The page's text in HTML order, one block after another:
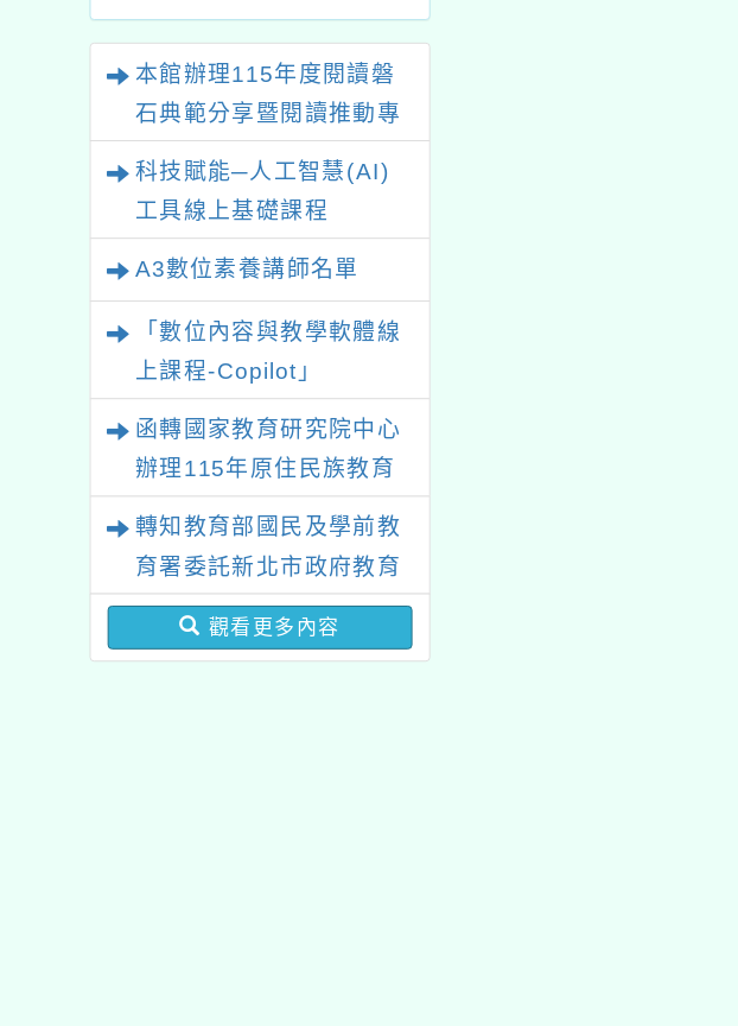
本館辦理115年度閱讀磐
石典範分享暨閱讀推動專
科技賦能─人工智慧(AI)
工具線上基礎課程
A3數位素養講師名單
「數位內容與教學軟體線
上課程-Copilot」
函轉國家教育研究院中心
辦理115年原住民族教育
政策研討會「原住民族教
轉知教育部國民及學前教
育署委託新北市政府教育
局辦理「115年度教師專
業成長研習實施計畫－夢
觀看更多內容